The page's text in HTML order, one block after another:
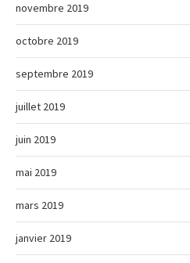
novembre 2019
octobre 2019
septembre 2019
juillet 2019
juin 2019
mai 2019
mars 2019
janvier 2019